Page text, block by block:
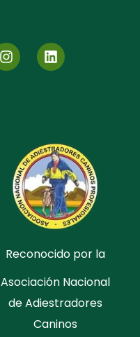
Reconocido por la
Asociación Nacional
de Adiestradores
Caninos